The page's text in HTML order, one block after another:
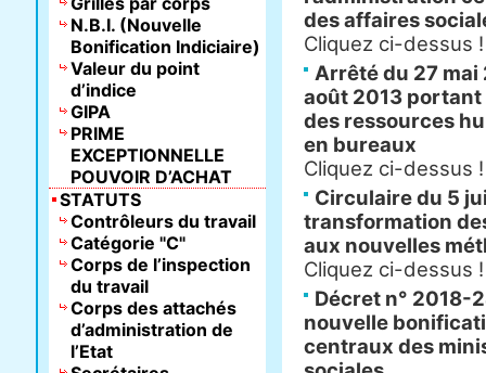
des affaires
Cliquez ci-dessus !
Arrêté du 27 mai
août 2013
des ressources
en bureaux
Cliquez ci-dessus !
Circulaire du 5
transformation
aux nouvelles
Cliquez ci-dessus !
Décret n° 2018-
nouvelle
centraux des
N.B.I. (Nouvelle
Bonification Indiciaire)
Valeur du point
d’indice
GIPA
PRIME
EXCEPTIONNELLE
POUVOIR D’ACHAT
STATUTS
Contrôleurs du travail
Catégorie "C"
Corps de l’inspection
du travail
Corps des attachés
d’administration de
l’Etat